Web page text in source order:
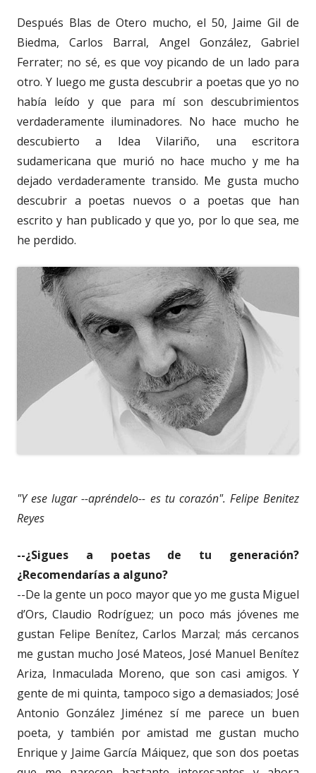
Después Blas de Otero mucho, el 50, Jaime Gil de
Biedma, Carlos Barral, Angel González, Gabriel
Ferrater; no sé, es que voy picando de un lado para
otro. Y luego me gusta descubrir a poetas que yo no
había leído y que para mí son descubrimientos
verdaderamente iluminadores. No hace mucho he
descubierto a Idea Vilariño, una escritora
sudamericana que murió no hace mucho y me ha
dejado verdaderamente transido. Me gusta mucho
descubrir a poetas nuevos o a poetas que han
escrito y han publicado y que yo, por lo que sea, me
he perdido.
"Y ese lugar --apréndelo-- es tu corazón". Felipe Benitez
Reyes
--¿Sigues a poetas de tu generación?
¿Recomendarías a alguno?
--De la gente un poco mayor que yo me gusta Miguel
d’Ors, Claudio Rodríguez; un poco más jóvenes me
gustan Felipe Benítez, Carlos Marzal; más cercanos
me gustan mucho José Mateos, José Manuel Benítez
Ariza, Inmaculada Moreno, que son casi amigos. Y
gente de mi quinta, tampoco sigo a demasiados; José
Antonio González Jiménez sí me parece un buen
poeta, y también por amistad me gustan mucho
Enrique y Jaime García Máiquez, que son dos poetas